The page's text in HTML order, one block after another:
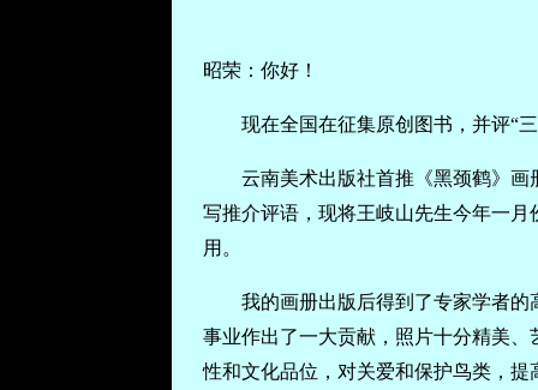
昭荣：你好！
现在全国在征集原创图书，并评“
云南美术出版社首推《黑颈鹤》
写推介评语，现将王岐山先生今年一
用。
我的画册出版后得到了专家学者
事业作出了一大贡献，照片十分精美
性和文化品位，对关爱和保护鸟类，